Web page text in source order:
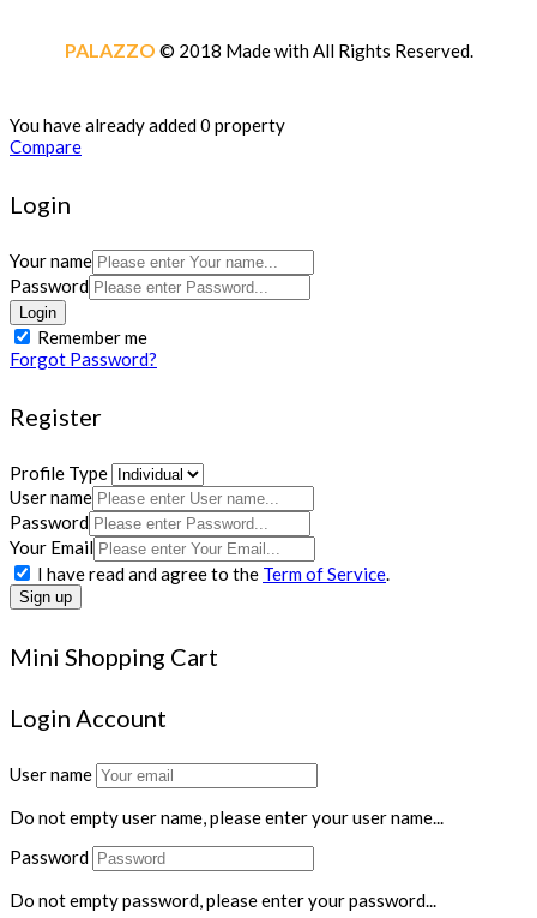
PALAZZO © 2018 Made withAll Rights Reserved.
You have already added 0 property
Compare
Login
Your name
Password
Login
Remember me
Forgot Password?
Register
Profile Type
User name
Password
Your Email
I have read and agree to the Term of Service.
Sign up
Mini Shopping Cart
Login Account
User name
Do not empty user name, please enter your user name...
Password
Do not empty password, please enter your password...